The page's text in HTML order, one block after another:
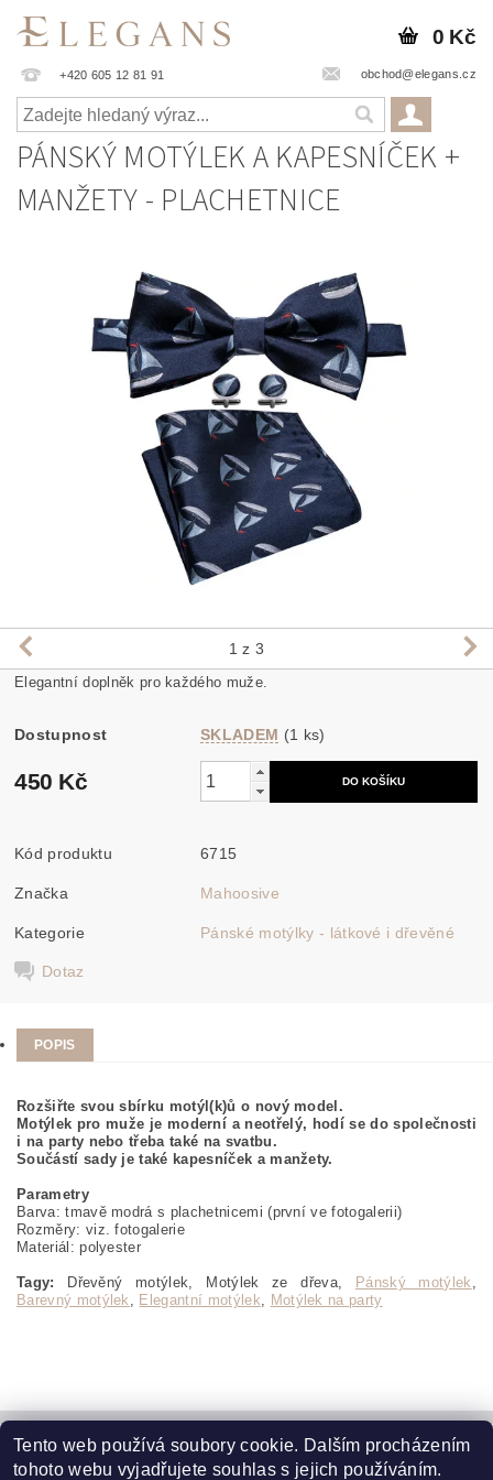
+420 605 12 81 91 obchod@elegans.cz
0 Kč
PÁNSKÝ MOTÝLEK A KAPESNÍČEK +
MANŽETY - PLACHETNICE
1 z 3
Elegantní doplněk pro každého muže.
Dostupnost SKLADEM (1 ks)
450 Kč
Kód produktu 6715
Značka Mahoosive
Kategorie Pánské motýlky - látkové i dřevěné
Dotaz
POPIS
Rozšiřte svou sbírku motýl(k)ů o nový model.
Motýlek pro muže je moderní a neotřelý, hodí se do společnosti
i na party nebo třeba také na svatbu.
Součástí sady je také kapesníček a manžety.
Parametry
Barva: tmavě modrá s plachetnicemi (první ve fotogalerii)
Rozměry: viz. fotogalerie
Materiál: polyester
Tagy: Dřevěný motýlek, Motýlek ze dřeva, Pánský motýlek ,
Barevný motýlek , Elegantní motýlek, Motýlek na party
Kontaktujte nás | Obchodní podmínky | Ochrana osobních údajů
Tento web používá soubory cookie. Dalším procházením
tohoto webu vyjadřujete souhlas s jejich používáním.